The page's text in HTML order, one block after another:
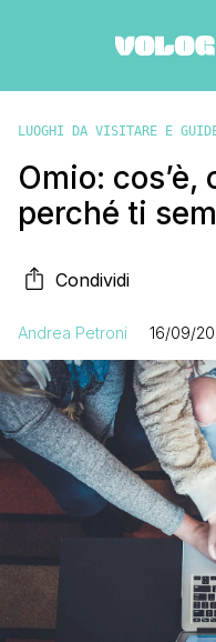
LUOGHI DA VISITARE E
Omio:
perché ti
Condividi
Andrea Petroni 16/09/